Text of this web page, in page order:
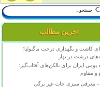
آخرین مطالب
کاشت و نگهداری درخت ماگنولیا؛
درشت در بهار
بومی ایران برای بالکن‌های آفتاب‌گیر؛
و مقاوم
- معرفی سبزی جات غیر برگی